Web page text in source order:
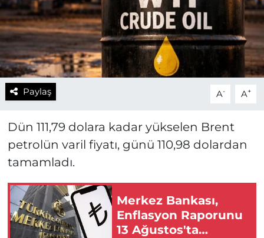
Paylaş A- A+
Dün 111,79 dolara kadar yükselen Brent
petrolün varil fiyatı, günü 110,98 dolardan
tamamladı.
Merkez Bankası,
Enflasyon Raporunu
13 Ağustos'ta